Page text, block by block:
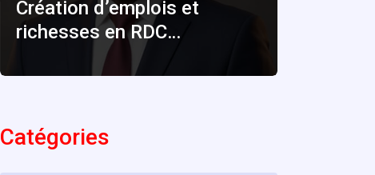
Création d’emplois et
richesses en RDC…
Catégories